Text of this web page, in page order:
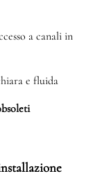
a canali in
e fluida